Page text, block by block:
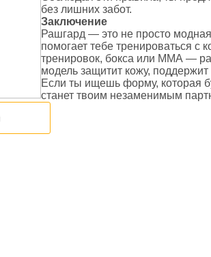
без лишних забот.
Заключение
Рашгард — это не просто
помогает тебе тренироваться
тренировок, бокса или ММА —
модель защитит кожу,
Если ты ищешь форму, которая
станет твоим незаменимым